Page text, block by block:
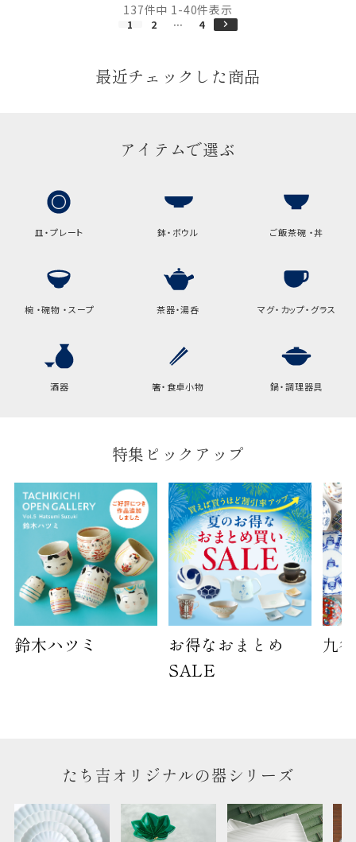
137件中 1 -40件表示
1 2 … 4
最近チェックした商品
アイテムで選ぶ
皿・プレート 鉢・ボウル ご飯茶碗 ・丼
椀 ・碗物 ・スープ 茶器・湯呑 マグ・カップ・グラス
酒器 箸・食卓小物 鍋・調理器具
特集ピックアップ
鈴木ハツミ
お得なおまとめ
SALE
九
たち吉オリジナルの器シリーズ